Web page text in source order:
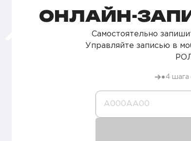
ОНЛАЙН-
Самостоятельно
Управляйте записью в
4 шага
А000AA00